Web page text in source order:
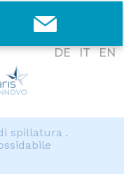
DE IT EN
spillatura